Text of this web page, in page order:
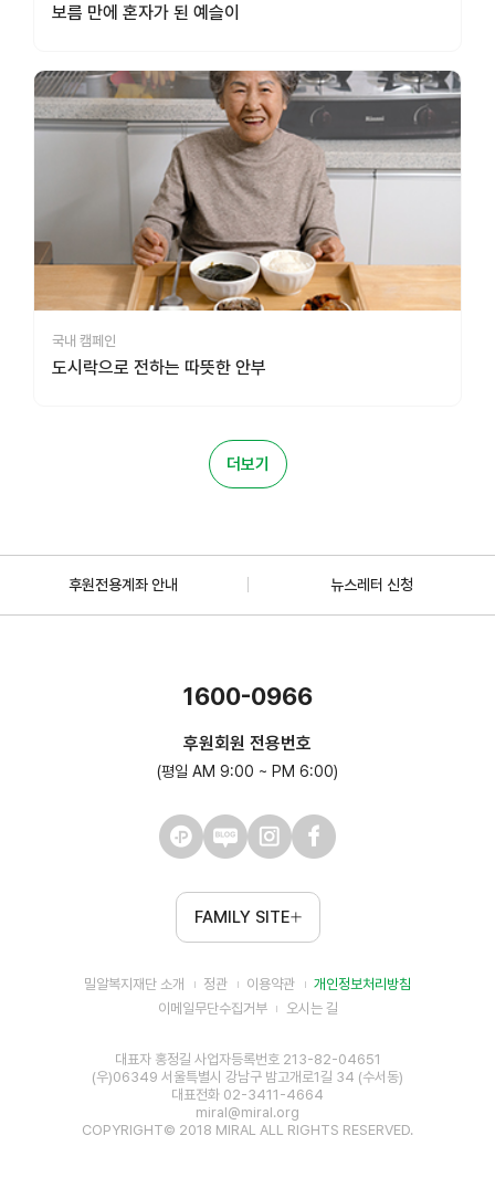
보름 만에 혼자가 된 예슬이
국내 캠페인
도시락으로 전하는 따뜻한 안부
더보기
후원전용계좌 안내 뉴스레터 신청
1600-0966
후원회원 전용번호
(평일 AM 9:00 ~ PM 6:00)
FAMILY SITE
밀알복지재단 소개 정관 이용약관
개인정보처리방침
이메일무단수집거부
오시는 길
대표자 홍정길 사업자등록번호 213-82-04651
(우)06349 서울특별시 강남구 밤고개로1길 34 (수서동)
대표전화 02-3411-4664
miral@miral.org
COPYRIGHT© 2018 MIRAL ALL RIGHTS RESERVED.